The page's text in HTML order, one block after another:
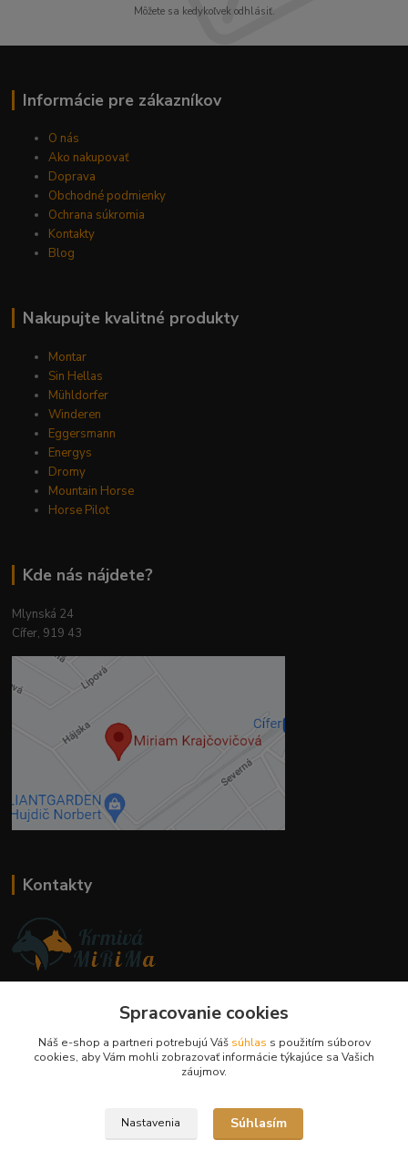
Môžete sa kedykoľvek odhlásiť.
Informácie pre zákazníkov
O nás
Ako nakupovať
Doprava
Obchodné podmienky
Ochrana súkromia
Kontakty
Blog
Nakupujte kvalitné produkty
Montar
Sin Hellas
Mühldorfer
Winderen
Eggersmann
Energys
Dromy
Mountain Horse
Horse Pilot
Kde nás nájdete?
Mlynská 24
Cífer, 919 43
Kontakty
+421 944 394 715
info@krmivamirima.sk
Spracovanie cookies
Náš e-shop a partneri potrebujú Váš súhlas s použitím súborov
cookies, aby Vám mohli zobrazovať informácie týkajúce sa Vašich
záujmov.
Nastavenia Súhlasím